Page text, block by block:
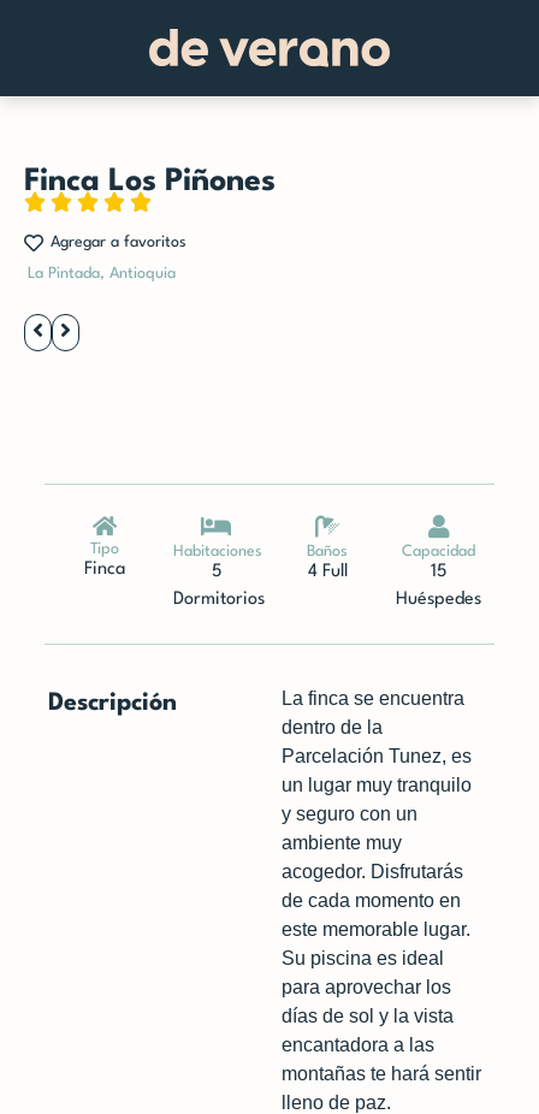
Finca Los Piñones
    Rated
of
Agregar a favoritos
La Pintada, Antioquia
Tipo
Finca
Habitaciones
5
Dormitorios
Baños
4 Full
Capacidad
15
Huéspedes
Descripción
La finca se encuentra
dentro de la
Parcelación Tunez, es
un lugar muy tranquilo
y seguro con un
ambiente muy
acogedor. Disfrutarás
de cada momento en
este memorable lugar.
Su piscina es ideal
para aprovechar los
días de sol y la vista
encantadora a las
montañas te hará sentir
lleno de paz.